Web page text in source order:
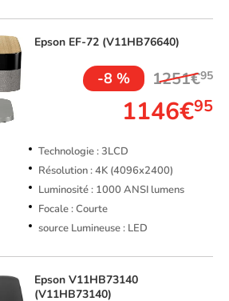
Epson EF-72 (V11HB76640)
-8 % 1251€95
1146€95
Technologie : 3LCD
Résolution : 4K (4096x2400)
Luminosité : 1000 ANSI lumens
Focale : Courte
source Lumineuse : LED
Epson V11HB73140
(V11HB73140)